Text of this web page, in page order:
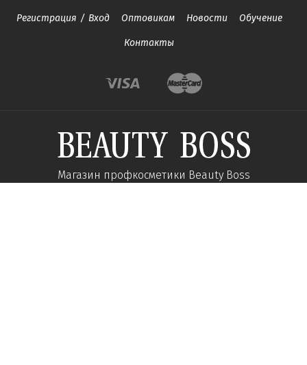
Регистрация / Вход Оптовикам Новости Обучение
Контакты
Магазин профкосметики Beauty Boss